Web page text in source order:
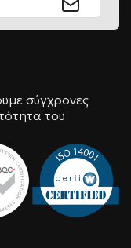
σύγχρονες
του